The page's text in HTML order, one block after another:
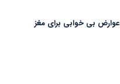
عوارض بی خوابی برای مغز